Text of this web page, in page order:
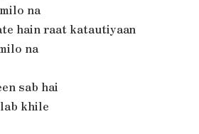
na
hain raat katautiyaan
na
sab hai
khile